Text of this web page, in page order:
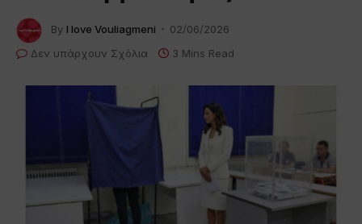
By I love Vouliagmeni
02/06/2026
Δεν υπάρχουν Σχόλια
3 Mins Read